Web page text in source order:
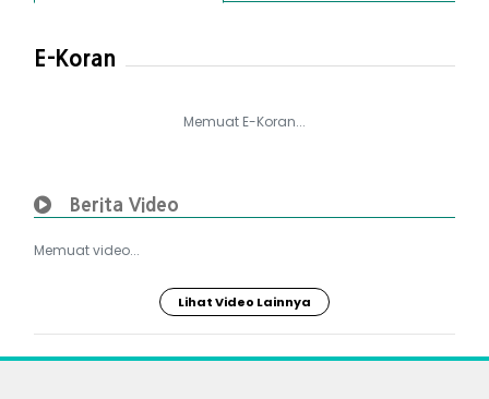
E-Koran
Memuat E-Koran...
Berita Video
Memuat video...
Lihat Video Lainnya